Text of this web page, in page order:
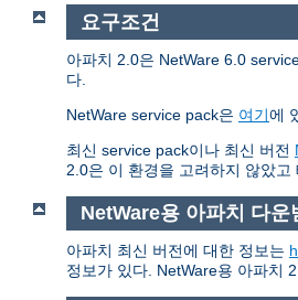
요구조건
아파치 2.0은 NetWare 6.0
다.
NetWare service pack은 여기에
최신 service pack이나 최신 버전
2.0은 이 환경을 고려하지 않았고
NetWare용 아파치 다운
아파치 최신 버전에 대한 정보는
정보가 있다. NetWare용 아파치